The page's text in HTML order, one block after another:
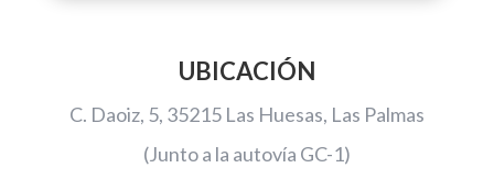
UBICACIÓN
C. Daoiz, 5, 35215 Las Huesas, Las Palmas
(Junto a la autovía GC-1)